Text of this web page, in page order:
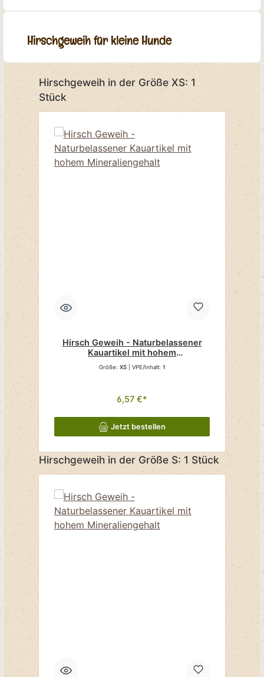
Hirschgeweih für kleine Hunde
Produktgalerie überspringen
Hirschgeweih in der Größe XS: 1
Stück
Hirsch Geweih - Naturbelassener
Kauartikel mit hohem
Mineraliengehalt
Größe: XS | VPE/Inhalt: 1
6,57 €*
Jetzt bestellen
Produktgalerie überspringen
Hirschgeweih in der Größe S: 1 Stück